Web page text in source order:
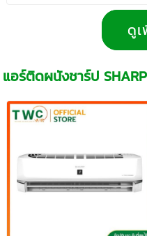
ดู
แอร์ติดผนังชาร์ป SHARP